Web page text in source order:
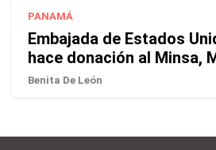
PANAMÁ
Embajada de Estados
hace donación al Minsa,
Benita De León